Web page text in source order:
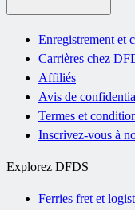
Enregistrement et
Carrières chez
Affiliés
Avis de
Termes et
Inscrivez-vous à
Explorez DFDS
Ferries fret et